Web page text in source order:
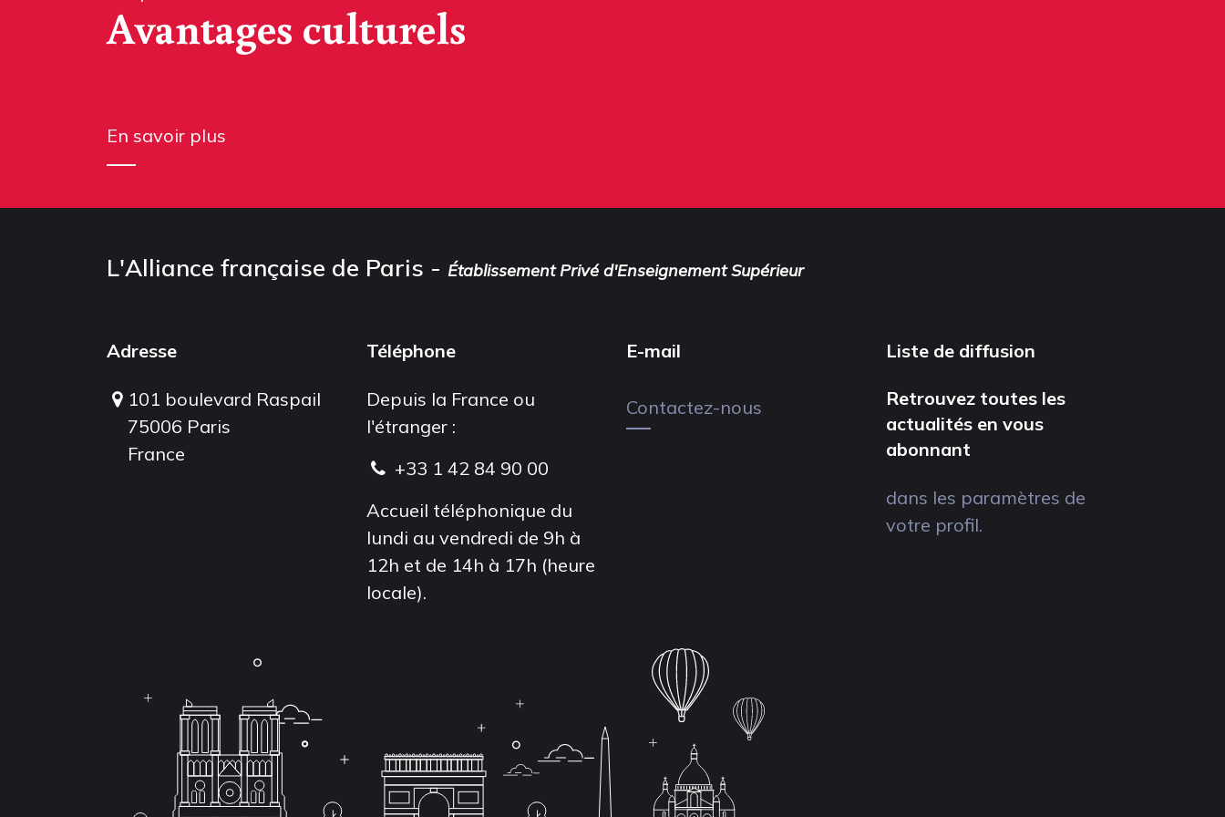
Avantages culturels
En savoir plus
L'Alliance française de Paris - Établissement Privé d'Enseignement Supérieur
Adresse
101 boulevard Raspail
75006 Paris
France
Téléphone
Depuis la France ou
l'étranger :
+33 1 42 84 90 00
Accueil téléphonique du
lundi au vendredi de 9h à
12h et de 14h à 17h (heure
locale).
E-mail
Contactez-nous
Liste de diffusion
Retrouvez toutes les
actualités en vous
abonnant
dans les paramètres de
votre profil.